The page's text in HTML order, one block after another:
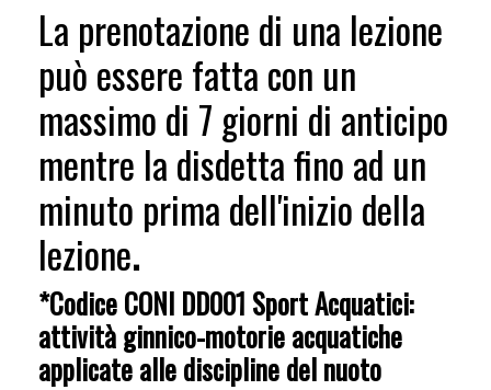
La prenotazione di una lezione
può essere fatta con un
massimo di 7 giorni di anticipo
mentre la disdetta fino ad un
minuto prima dell'inizio della
lezione.
*Codice CONI DD001 Sport Acquatici:
attività ginnico-motorie acquatiche
applicate alle discipline del nuoto